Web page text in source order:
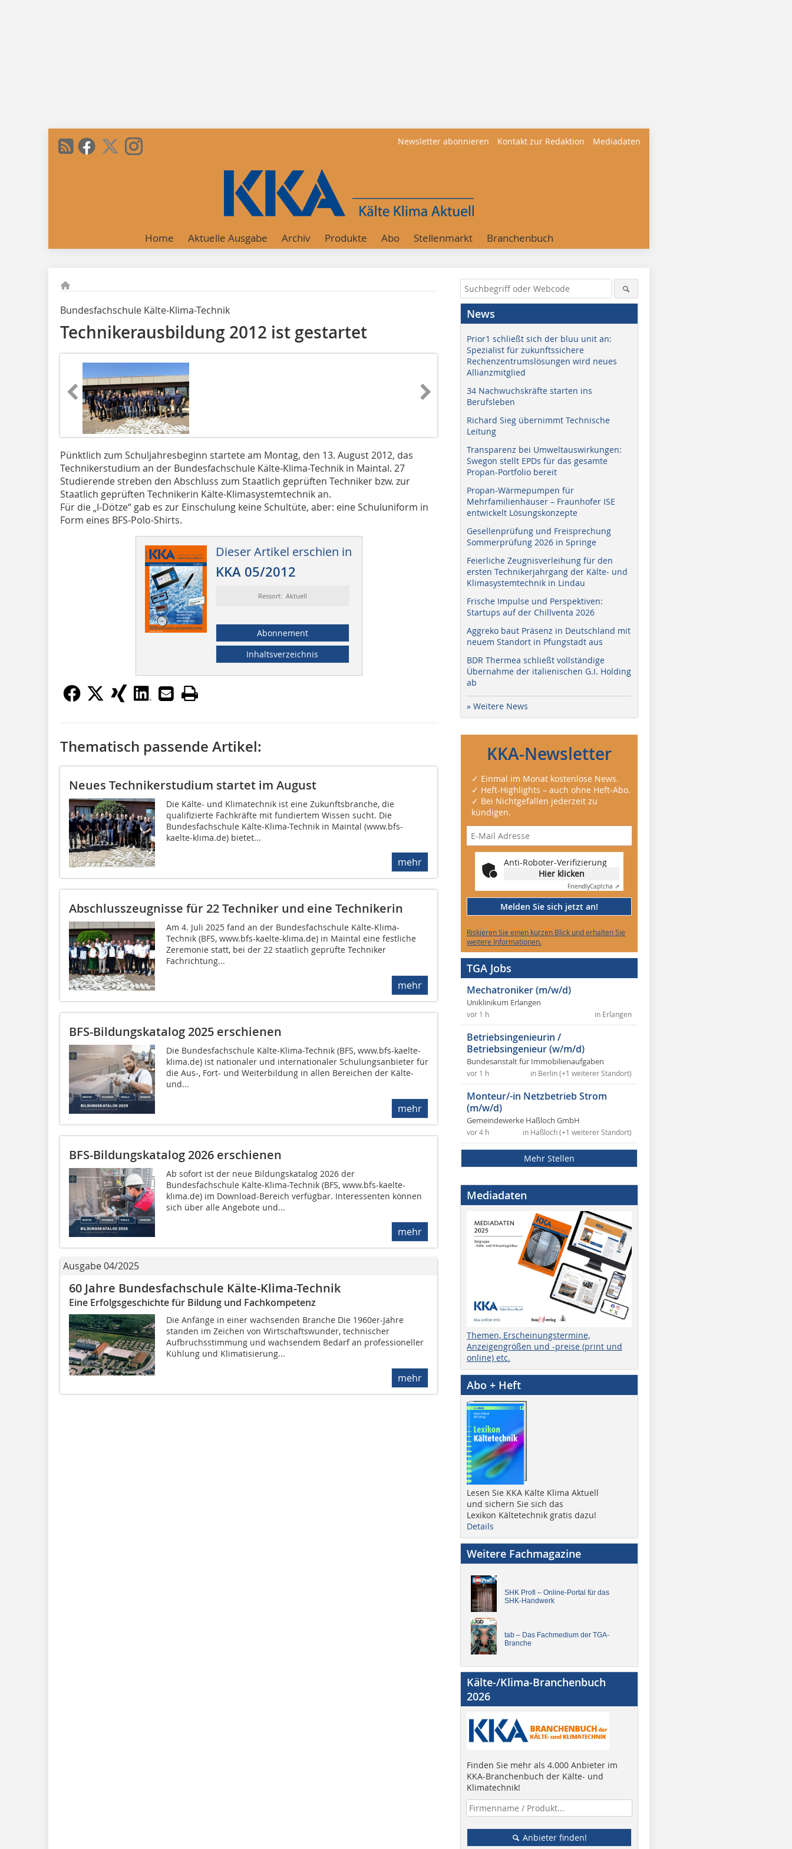
Newsletter abonnieren Kontakt zur Redaktion Mediadaten
Home Aktuelle Ausgabe Archiv Produkte Abo Stellenmarkt Branchenbuch
Bundesfachschule Kälte-Klima-Technik
Technikerausbildung 2012 ist gestartet
Pünktlich zum Schuljahresbeginn startete am Montag, den 13. August 2012, das
Technikerstudium an der Bundesfachschule Kälte-Klima-Technik in Maintal. 27
Studierende streben den Abschluss zum Staatlich geprüften Techniker bzw. zur
Staatlich geprüften Technikerin Kälte-Klimasystem­technik an.
Für die „I-Dötze“ gab es zur Einschulung keine Schultüte, aber: eine Schuluniform in
Form eines BFS-Polo-Shirts.
Dieser Artikel erschien in
KKA 05/2012
Ressort: Aktuell
Abonnement
Inhaltsverzeichnis
Thematisch passende Artikel:
Neues Technikerstudium startet im August
Die Kälte- und Klimatechnik ist eine Zukunftsbranche, die
qualifizierte Fachkräfte mit fundiertem Wissen sucht. Die
Bundesfachschule Kälte-Klima-Technik in Maintal (www.bfs-
kaelte-klima.de) bietet...
mehr
Abschlusszeugnisse für 22 Techniker und eine Technikerin
Am 4. Juli 2025 fand an der Bundesfachschule Kälte-Klima-
Technik (BFS, www.bfs-kaelte-klima.de) in Maintal eine festliche
Zeremonie statt, bei der 22 staatlich geprüfte Techniker
Fachrichtung...
mehr
BFS-Bildungskatalog 2025 erschienen
Die Bundesfachschule Kälte-Klima-Technik (BFS, www.bfs-kaelte-
klima.de) ist nationaler und internationaler Schulungsanbieter für
die Aus-, Fort- und Weiterbildung in allen Bereichen der Kälte-
und...
mehr
BFS-Bildungskatalog 2026 erschienen
Ab sofort ist der neue Bildungskatalog 2026 der
Bundesfachschule Kälte-Klima-Technik (BFS, www.bfs-kaelte-
klima.de) im Download-Bereich verfügbar. Interessenten können
sich über alle Angebote und...
mehr
Ausgabe 04/2025
60 Jahre Bundesfachschule Kälte-Klima-Technik
Eine Erfolgsgeschichte für Bildung und Fachkompetenz
Die Anfänge in einer wachsenden Branche Die 1960er-Jahre
standen im Zeichen von Wirtschaftswunder, technischer
Aufbruchsstimmung und wachsendem Bedarf an professioneller
Kühlung und Klimatisierung...
mehr
News
Prior1 schließt sich der bluu unit an:
Spezialist für zukunftssichere
Rechenzentrumslösungen wird neues
Allianzmitglied
34 Nachwuchskräfte starten ins
Berufsleben
Richard Sieg übernimmt Technische
Leitung
Transparenz bei Umweltauswirkungen:
Swegon stellt EPDs für das gesamte
Propan-Portfolio bereit
Propan-Wärmepumpen für
Mehrfamilienhäuser – Fraunhofer ISE
entwickelt Lösungskonzepte
Gesellenprüfung und Freisprechung
Sommerprüfung 2026 in Springe
Feierliche Zeugnisverleihung für den
ersten Technikerjahrgang der Kälte- und
Klimasystemtechnik in Lindau
Frische Impulse und Perspektiven:
Startups auf der Chillventa 2026
Aggreko baut Präsenz in Deutschland mit
neuem Standort in Pfungstadt aus
BDR Thermea schließt vollständige
Übernahme der italienischen G.I. Holding
ab
» Weitere News
KKA-Newsletter
✓ Einmal im Monat kostenlose News.
✓ Heft-Highlights – auch ohne Heft-Abo.
✓ Bei Nichtgefallen jederzeit zu
kündigen.
Anti-Roboter-Verifizierung
Hier klicken
FriendlyCaptcha ⇗
Melden Sie sich jetzt an!
Riskieren Sie einen kurzen Blick und erhalten Sie
weitere Informationen.
TGA Jobs
Mechatroniker (m/w/d)
Uniklinikum Erlangen
in Erlangen
vor 1 h
Betriebsingenieurin /
Betriebsingenieur (w/m/d)
Bundesanstalt für Immobilienaufgaben
in Berlin (+1 weiterer Standort)
vor 1 h
Monteur/-in Netzbetrieb Strom
(m/w/d)
Gemeindewerke Haßloch GmbH
in Haßloch (+1 weiterer Standort)
vor 4 h
Mehr Stellen
Mediadaten
Themen, Erscheinungstermine,
Anzeigengrößen und -preise (print und
online) etc.
Abo + Heft
Lesen Sie KKA Kälte Klima Aktuell
und sichern Sie sich das
Lexikon Kältetechnik gratis dazu!
Details
Weitere Fachmagazine
SHK Profi – Online-Portal für das
SHK-Handwerk
tab – Das Fachmedium der TGA-
Branche
Kälte-/Klima-Branchenbuch
2026
Finden Sie mehr als 4.000 Anbieter im
KKA-Branchenbuch der Kälte- und
Klimatechnik!
Anbieter finden!